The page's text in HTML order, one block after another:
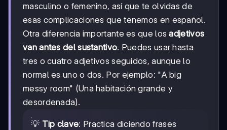
masculino o femenino, así que te olvidas de
esas complicaciones que tenemos en español.
Otra diferencia importante es que losadjetivos
van antes del sustantivo. Puedes usar hasta
tres o cuatro adjetivos seguidos, aunque lo
normal es uno o dos. Por ejemplo: "A big
messy room" (Una habitación grande y
desordenada).
💡 Tip clave: Practica diciendo frases